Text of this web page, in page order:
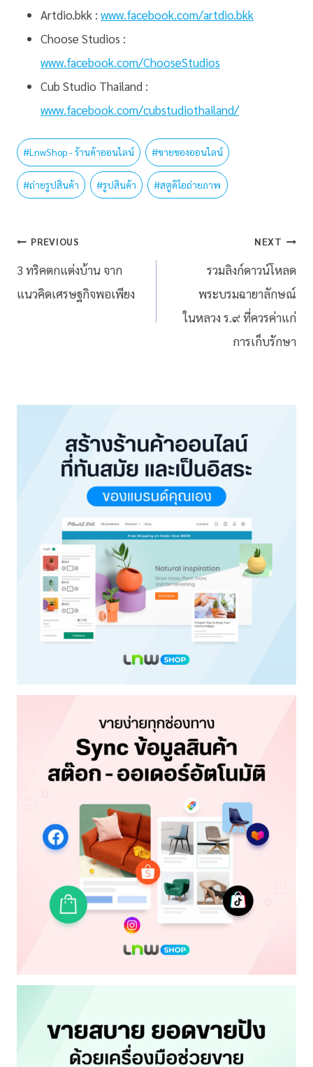
Artdio.bkk : www.facebook.com/artdio.bkk
Choose Studios :
www.facebook.com/ChooseStudios
Cub Studio Thailand :
www.facebook.com/cubstudiothailand/
#LnwShop - ร้านค้าออนไลน์ #ขายของออนไลน์
#ถ่ายรูปสินค้า #รูปสินค้า #สตูดิโอถ่ายภาพ
PREVIOUS
3 ทริคตกแต่งบ้าน จาก
แนวคิดเศรษฐกิจพอเพียง
NEXT
รวมลิงก์ดาวน์โหลด
พระบรมฉายาลักษณ์
ในหลวง ร.๙ ที่ควรค่าแก่
การเก็บรักษา